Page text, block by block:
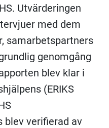
Utvärderingen
med dem
samarbetspartners
genomgång
blev klar i
(ERIKS
blev verifierad av